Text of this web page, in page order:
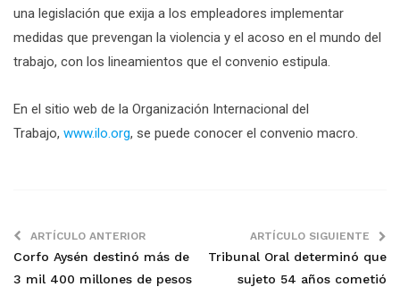
una legislación que exija a los empleadores implementar
medidas que prevengan la violencia y el acoso en el mundo del
trabajo, con los lineamientos que el convenio estipula.
En el sitio web de la Organización Internacional del
Trabajo, www.ilo.org, se puede conocer el convenio macro.
ARTÍCULO ANTERIOR
Corfo Aysén destinó más de
3 mil 400 millones de pesos
ARTÍCULO SIGUIENTE
Tribunal Oral determinó que
sujeto 54 años cometió